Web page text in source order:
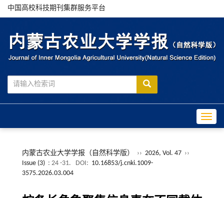
中国高校科技期刊集群服务平台
内蒙古农业大学学报（自然科学版） ›› 2026, Vol. 47 ››
Issue (3) : 24 -31. DOI: 10.16853/j.cnki.1009-
3575.2026.03.004